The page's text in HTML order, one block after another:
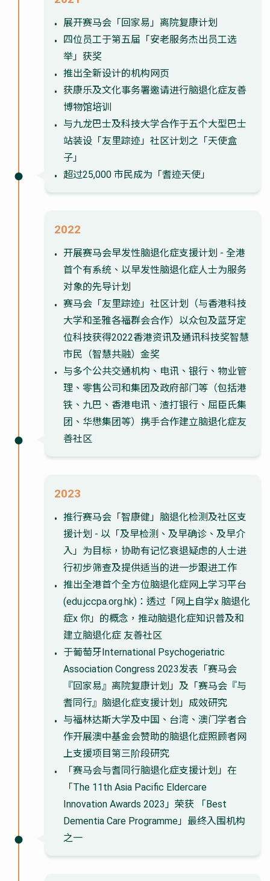
展开赛马会「回家易」离院复康计划
四位员工于第五届「安老服务杰出员工选
举」获奖
推出全新设计的机构网页
获康乐及文化事务署邀请进行脑退化症友善
博物馆培训
与九龙巴士及科技大学合作于五个大型巴士
站装设「友里踪迹」社区计划之「天使盒
子」
超过25,000 市民成为「耆迹天使」
2022
开展赛马会早发性脑退化症支援计划 - 全港
首个有系统、以早发性脑退化症人士为服务
对象的先导计划
赛马会「友里踪迹」社区计划（与香港科技
大学和圣雅各福群会合作）以众包及蓝牙定
位科技获得2022香港资讯及通讯科技奖智慧
市民（智慧共融）金奖
与多个公共交通机构、电讯、银行、物业管
理、零售公司和集团及政府部门等（包括港
铁、九巴、香港电讯、渣打银行、屈臣氏集
团、华懋集团等）携手合作建立脑退化症友
善社区
2023
推行赛马会「智康健」脑退化检测及社区支
援计划 - 以「及早检测、及早确诊、及早介
入」为目标，协助有记忆衰退疑虑的人士进
行初步筛查及提供适当的进一步跟进工作
推出全港首个全方位脑退化症网上学习平台
(edu.jccpa.org.hk)：透过「网上自学x 脑退化
症x 你」的概念，推动脑退化症知识普及和
建立脑退化症 友善社区
于葡萄牙International Psychogeriatric
Association Congress 2023发表「赛马会
『回家易』离院复康计划」及「赛马会『与
耆同行』脑退化症支援计划」成效研究
与福林达斯大学及中国、台湾、澳门学者合
作开展澳中基金会赞助的脑退化症照顾者网
上支援项目第三阶段研究
「赛马会与耆同行脑退化症支援计划」在
「The 11th Asia Pacific Eldercare
Innovation Awards 2023」荣获 「Best
Dementia Care Programme」最终入围机构
之一